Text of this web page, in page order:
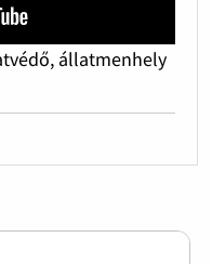
állatmenhely